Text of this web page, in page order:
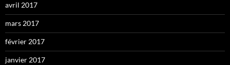
avril 2017
mars 2017
février 2017
janvier 2017